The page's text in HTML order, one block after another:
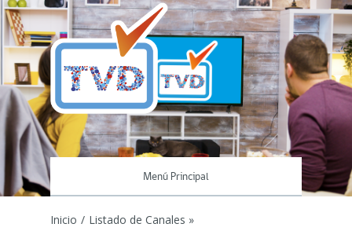
Menú Principal
Inicio / Listado de Canales »